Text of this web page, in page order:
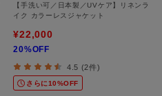
【手洗い可／日本製／UVケア】リネンラ
イク カラーレスジャケット
¥22,000
20%OFF
4.5 (2件)
さらに10%OFF